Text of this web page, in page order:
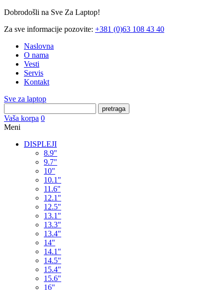
Dobrodošli na Sve Za Laptop!
Za sve informacije pozovite: +381 (0)63 108 43 40
Naslovna
O nama
Vesti
Servis
Kontakt
Sve za laptop
pretraga
Vaša korpa 0
Meni
DISPLEJI
8.9"
9.7"
10"
10.1"
11.6"
12.1"
12.5"
13.1"
13.3"
13.4"
14"
14.1"
14.5"
15.4"
15.6"
16"